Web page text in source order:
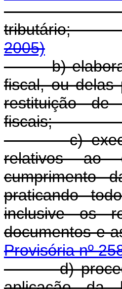
2005)
b)
fiscal, ou delas
restituição de
c)
relativos ao
cumprimento
praticando
inclusive os
Provisória nº
d)